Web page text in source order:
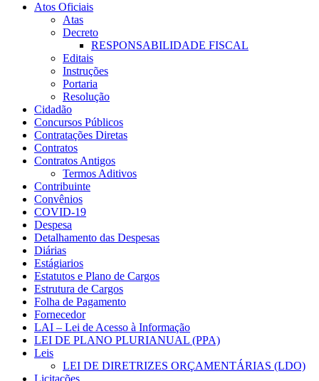
Atos Oficiais
Atas
Decreto
RESPONSABILIDADE FISCAL
Editais
Instruções
Portaria
Resolução
Cidadão
Concursos Públicos
Contratações Diretas
Contratos
Contratos Antigos
Termos Aditivos
Contribuinte
Convênios
COVID-19
Despesa
Detalhamento das Despesas
Diárias
Estágiarios
Estatutos e Plano de Cargos
Estrutura de Cargos
Folha de Pagamento
Fornecedor
LAI – Lei de Acesso à Informação
LEI DE PLANO PLURIANUAL (PPA)
Leis
LEI DE DIRETRIZES ORÇAMENTÁRIAS (LDO)